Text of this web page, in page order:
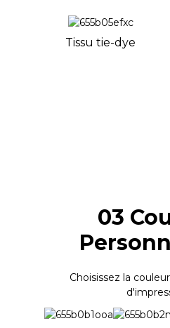
Tissu tie-dye
03
Choisissez la